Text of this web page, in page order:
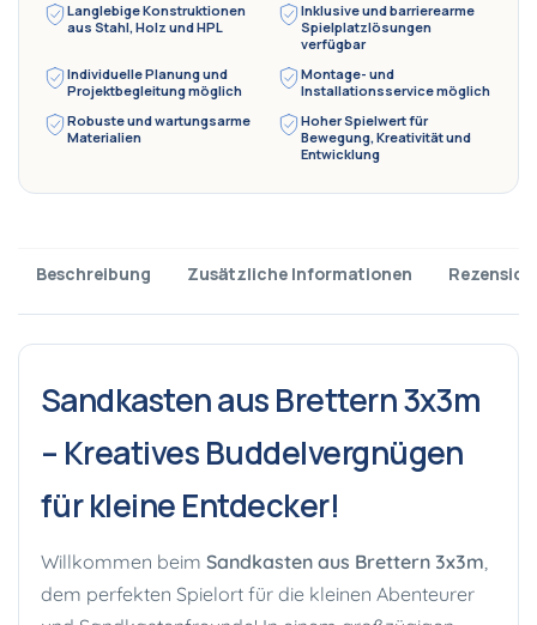
Langlebige Konstruktionen
aus Stahl, Holz und HPL
Individuelle Planung und
Projektbegleitung möglich
Robuste und wartungsarme
Materialien
Inklusive und barrierearme
Spielplatzlösungen
verfügbar
Montage- und
Installationsservice möglich
Hoher Spielwert für
Bewegung, Kreativität und
Entwicklung
Beschreibung Zusätzliche Informationen
Sandkasten aus Brettern 3x3m
– Kreatives Buddelvergnügen
für kleine Entdecker!
Willkommen beim Sandkasten aus Brettern 3x3m,
dem perfekten Spielort für die kleinen Abenteurer